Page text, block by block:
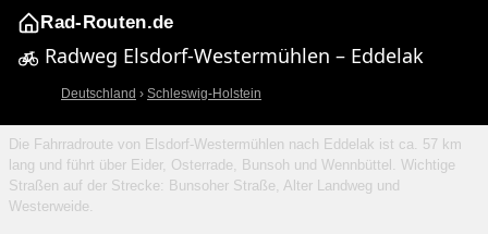
Rad-Routen.de
Radweg Elsdorf-Westermühlen – Eddelak
Deutschland › Schleswig-Holstein
Die Fahrradroute von Elsdorf-Westermühlen nach Eddelak ist ca. 57 km
lang und führt über Eider, Osterrade, Bunsoh und Wennbüttel. Wichtige
Straßen auf der Strecke: Bunsoher Straße, Alter Landweg und
Westerweide.